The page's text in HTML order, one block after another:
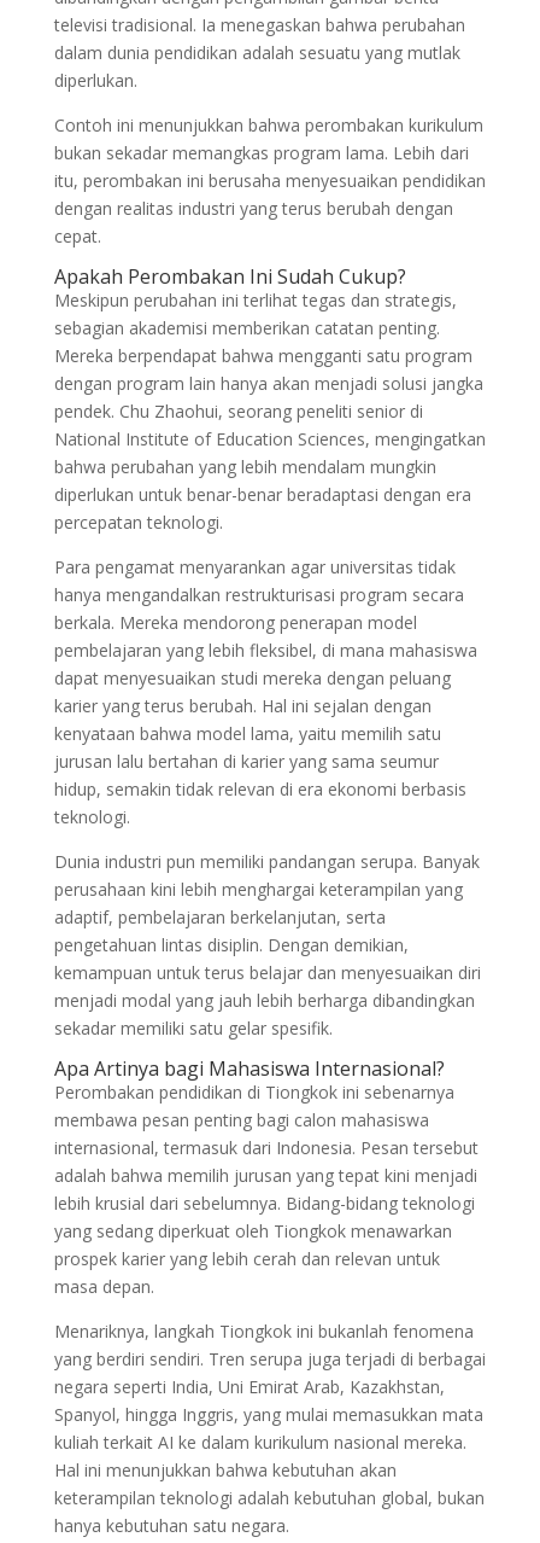
televisi tradisional. Ia menegaskan bahwa perubahan
dalam dunia pendidikan adalah sesuatu yang mutlak
diperlukan.
Contoh ini menunjukkan bahwa perombakan kurikulum
bukan sekadar memangkas program lama. Lebih dari
itu, perombakan ini berusaha menyesuaikan pendidikan
dengan realitas industri yang terus berubah dengan
cepat.
Apakah Perombakan Ini Sudah Cukup?
Meskipun perubahan ini terlihat tegas dan strategis,
sebagian akademisi memberikan catatan penting.
Mereka berpendapat bahwa mengganti satu program
dengan program lain hanya akan menjadi solusi jangka
pendek. Chu Zhaohui, seorang peneliti senior di
National Institute of Education Sciences, mengingatkan
bahwa perubahan yang lebih mendalam mungkin
diperlukan untuk benar-benar beradaptasi dengan era
percepatan teknologi.
Para pengamat menyarankan agar universitas tidak
hanya mengandalkan restrukturisasi program secara
berkala. Mereka mendorong penerapan model
pembelajaran yang lebih fleksibel, di mana mahasiswa
dapat menyesuaikan studi mereka dengan peluang
karier yang terus berubah. Hal ini sejalan dengan
kenyataan bahwa model lama, yaitu memilih satu
jurusan lalu bertahan di karier yang sama seumur
hidup, semakin tidak relevan di era ekonomi berbasis
teknologi.
Dunia industri pun memiliki pandangan serupa. Banyak
perusahaan kini lebih menghargai keterampilan yang
adaptif, pembelajaran berkelanjutan, serta
pengetahuan lintas disiplin. Dengan demikian,
kemampuan untuk terus belajar dan menyesuaikan diri
menjadi modal yang jauh lebih berharga dibandingkan
sekadar memiliki satu gelar spesifik.
Apa Artinya bagi Mahasiswa Internasional?
Perombakan pendidikan di Tiongkok ini sebenarnya
membawa pesan penting bagi calon mahasiswa
internasional, termasuk dari Indonesia. Pesan tersebut
adalah bahwa memilih jurusan yang tepat kini menjadi
lebih krusial dari sebelumnya. Bidang-bidang teknologi
yang sedang diperkuat oleh Tiongkok menawarkan
prospek karier yang lebih cerah dan relevan untuk
masa depan.
Menariknya, langkah Tiongkok ini bukanlah fenomena
yang berdiri sendiri. Tren serupa juga terjadi di berbagai
negara seperti India, Uni Emirat Arab, Kazakhstan,
Spanyol, hingga Inggris, yang mulai memasukkan mata
kuliah terkait AI ke dalam kurikulum nasional mereka.
Hal ini menunjukkan bahwa kebutuhan akan
keterampilan teknologi adalah kebutuhan global, bukan
hanya kebutuhan satu negara.